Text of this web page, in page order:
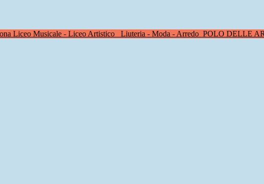
Liceo Musicale - Liceo Artistico Liuteria - Moda - Arredo POLO DELLE